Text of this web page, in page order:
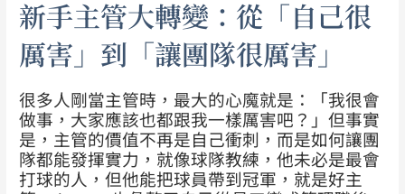
新手主管大轉變：從「自己很
厲害」到「讓團隊很厲害」
很多人剛當主管時，最大的心魔就是：「我很會
做事，大家應該也都跟我一樣厲害吧？」但事實
是，主管的價值不再是自己衝刺，而是如何讓團
隊都能發揮實力，就像球隊教練，他未必是最會
打球的人，但他能把球員帶到冠軍，就是好主